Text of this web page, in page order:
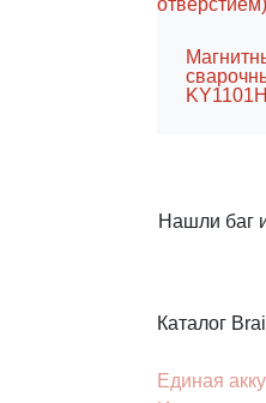
Нашли баг
Каталог
Единая